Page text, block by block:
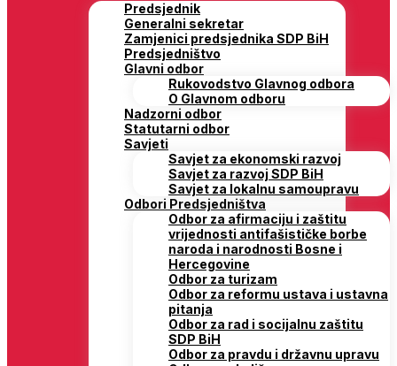
Predsjednik
Generalni sekretar
Zamjenici predsjednika SDP BiH
Predsjedništvo
Glavni odbor
Rukovodstvo Glavnog odbora
O Glavnom odboru
Nadzorni odbor
Statutarni odbor
Savjeti
Savjet za ekonomski razvoj
Savjet za razvoj SDP BiH
Savjet za lokalnu samoupravu
Odbori Predsjedništva
Odbor za afirmaciju i zaštitu
vrijednosti antifašističke borbe
naroda i narodnosti Bosne i
Hercegovine
Odbor za turizam
Odbor za reformu ustava i ustavna
pitanja
Odbor za rad i socijalnu zaštitu
SDP BiH
Odbor za pravdu i državnu upravu